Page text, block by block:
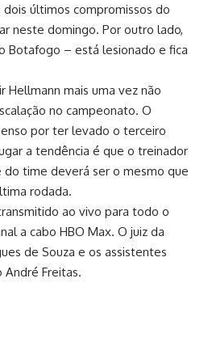
últimos compromissos do
neste domingo. Por outro lado,
Botafogo – está lesionado e fica
Hellmann mais uma vez não
no campeonato. O
por ter levado o terceiro
a tendência é que o treinador
do time deverá ser o mesmo que
rodada.
ao vivo para todo o
a cabo HBO Max. O juiz da
de Souza e os assistentes
André Freitas.